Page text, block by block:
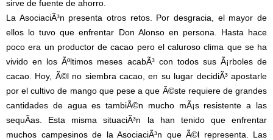
sirve de fuente de ahorro.
La AsociaciÃ³n presenta otros retos. Por desgracia, el mayor de
ellos lo tuvo que enfrentar Don Alonso en persona. Hasta hace
poco era un productor de cacao pero el caluroso clima que se ha
vivido en los Ãºltimos meses acabÃ³ con todos sus Ã¡rboles de
cacao. Hoy, Ã©l no siembra cacao, en su lugar decidiÃ³ apostarle
por el cultivo de mango que pese a que Ã©ste requiere de grandes
cantidades de agua es tambiÃ©n mucho mÃ¡s resistente a las
sequÃ­as. Esta misma situaciÃ³n la han tenido que enfrentar
muchos campesinos de la AsociaciÃ³n que Ã©l representa. Las